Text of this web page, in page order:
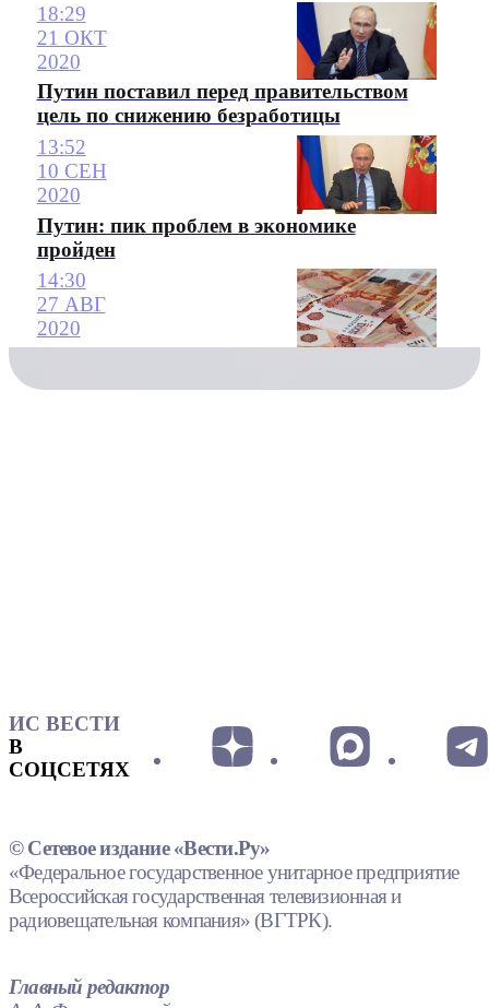
18:29
21 ОКТ
2020
Путин поставил перед правительством
цель по снижению безработицы
13:52
10 СЕН
2020
Путин: пик проблем в экономике
пройден
14:30
27 АВГ
2020
ИС ВЕСТИ
В
СОЦСЕТЯХ
© Сетевое издание «Вести.Ру»
«Федеральное государственное унитарное предприятие
Всероссийская государственная телевизионная и
радиовещательная компания» (ВГТРК).
Главный редактор